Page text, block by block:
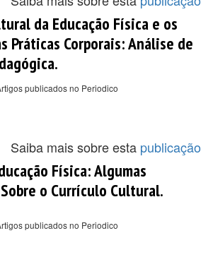
da Educação Física e os
Práticas Corporais: Análise de
publicados no Periodico
Saiba mais sobre esta publicação
Física: Algumas
o Currículo Cultural.
publicados no Periodico